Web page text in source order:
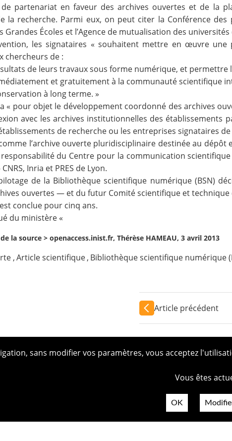
de partenariat en faveur des archives ouvertes et de la
la recherche. Parmi eux, on peut citer la Conférence des
Grandes Écoles et l’Agence de mutualisation des
les signataires « souhaitent mettre en œuvre
chercheurs de :
de leurs travaux sous forme numérique, et permettre
et gratuitement à la communauté scientifique
à long terme. »
« pour objet le développement coordonné des archives
avec les archives institutionnelles des établissements
de recherche ou les entreprises signataires
l’archive ouverte pluridisciplinaire destinée au dépôt
du Centre pour la communication
Inria et PRES de Lyon.
de la Bibliothèque scientifique numérique (BSN)
ouvertes — et du futur Comité scientifique et technique
conclue pour cinq ans.
du ministère «
la source >openaccess.inist.fr, Thérèse HAMEAU, 3 avril 2013
,Article scientifique, Bibliothèque scientifique numérique
Article précédent
sans modifier vos paramètres, vous acceptez
Vous êtes
OK